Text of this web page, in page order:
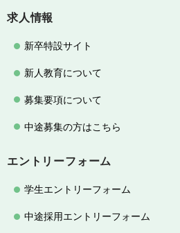
求人情報
新卒特設サイト
新人教育について
募集要項について
中途募集の方はこちら
エントリーフォーム
学生エントリーフォーム
中途採用エントリーフォーム